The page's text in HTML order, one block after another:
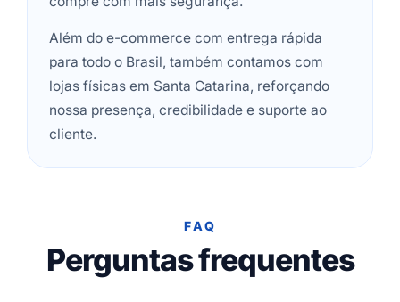
Além do e-commerce com entrega rápida
para todo o Brasil, também contamos com
lojas físicas em Santa Catarina, reforçando
nossa presença, credibilidade e suporte ao
cliente.
FAQ
Perguntas frequentes